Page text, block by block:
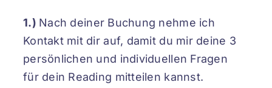
1.) Nach deiner Buchung nehme ich
Kontakt mit dir auf, damit du mir deine 3
persönlichen und individuellen Fragen
für dein Reading mitteilen kannst.